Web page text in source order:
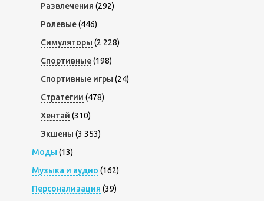
Развлечения (292)
Ролевые(446)
Симуляторы (2 228)
Спортивные(198)
Спортивные игры (24)
Стратегии (478)
Хентай (310)
Экшены (3 353)
Моды (13)
Музыка и аудио (162)
Персонализация (39)